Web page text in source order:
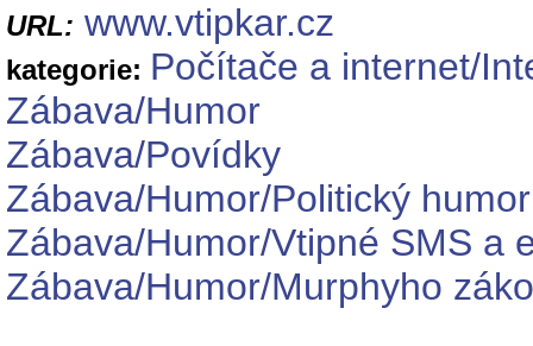
URL: www.vtipkar.cz
kategorie: Počítače a internet/
Zábava/Humor
Zábava/Povídky
Zábava/Humor/Politický humor
Zábava/Humor/Vtipné SMS a
Zábava/Humor/Murphyho